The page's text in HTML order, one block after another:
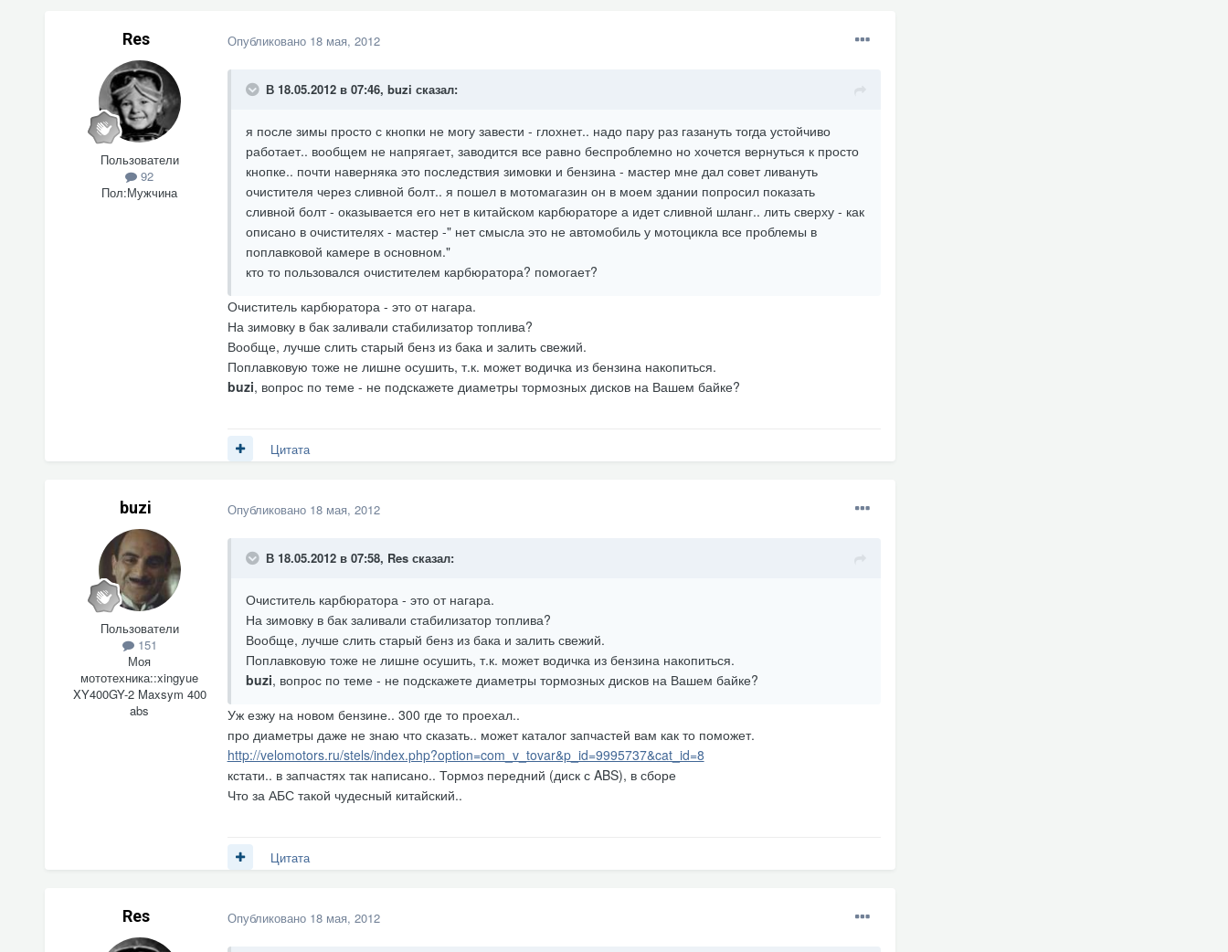
Res
Пользователи
92
Пол:Мужчина
Опубликовано 18 мая, 2012
В 18.05.2012 в 07:46, buzi сказал:
я после зимы просто с кнопки не могу завести - глохнет.. надо пару раз газануть тогда устойчиво
работает.. вообщем не напрягает, заводится все равно беспроблемно но хочется вернуться к просто
кнопке.. почти наверняка это последствия зимовки и бензина - мастер мне дал совет ливануть
очистителя через сливной болт.. я пошел в мотомагазин он в моем здании попросил показать
сливной болт - оказывается его нет в китайском карбюраторе а идет сливной шланг.. лить сверху - как
описано в очистителях - мастер -" нет смысла это не автомобиль у мотоцикла все проблемы в
поплавковой камере в основном."
кто то пользовался очистителем карбюратора? помогает?
Очиститель карбюратора - это от нагара.
На зимовку в бак заливали стабилизатор топлива?
Вообще, лучше слить старый бенз из бака и залить свежий.
Поплавковую тоже не лишне осушить, т.к. может водичка из бензина накопиться.
buzi, вопрос по теме - не подскажете диаметры тормозных дисков на Вашем байке?
Цитата
buzi
Пользователи
151
Моя
мототехника::xingyue
XY400GY-2 Maxsym 400
abs
Опубликовано 18 мая, 2012
В 18.05.2012 в 07:58, Res сказал:
Очиститель карбюратора - это от нагара.
На зимовку в бак заливали стабилизатор топлива?
Вообще, лучше слить старый бенз из бака и залить свежий.
Поплавковую тоже не лишне осушить, т.к. может водичка из бензина накопиться.
buzi, вопрос по теме - не подскажете диаметры тормозных дисков на Вашем байке?
Уж езжу на новом бензине.. 300 где то проехал..
про диаметры даже не знаю что сказать.. может каталог запчастей вам как то поможет.
http://velomotors.ru/stels/index.php?option=com_v_tovar&p_id=9995737&cat_id=8
кстати.. в запчастях так написано.. Тормоз передний (диск с ABS), в сборе
Что за АБС такой чудесный китайский..
Цитата
Res Опубликовано 18 мая, 2012